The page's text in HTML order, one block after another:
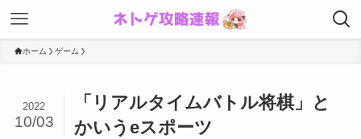
ホーム ゲーム
「リアルタイムバトル将棋」と
かいうeスポーツ
2022
10/03